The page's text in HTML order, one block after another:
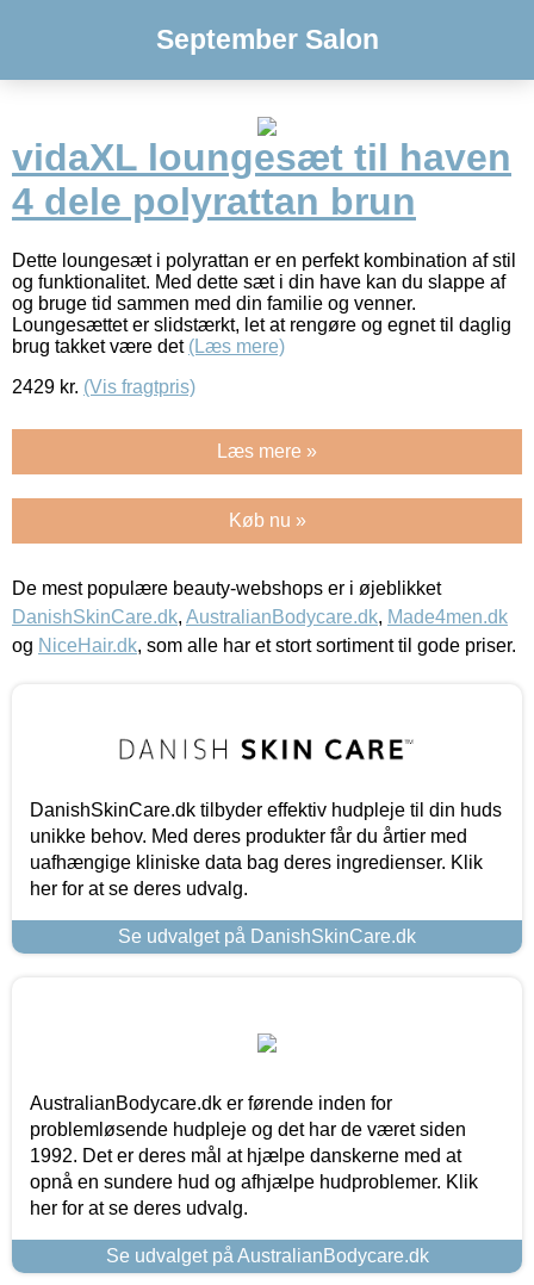
September Salon
vidaXL loungesæt til haven
4 dele polyrattan brun
Dette loungesæt i polyrattan er en perfekt kombination af stil
og funktionalitet. Med dette sæt i din have kan du slappe af
og bruge tid sammen med din familie og venner.
Loungesættet er slidstærkt, let at rengøre og egnet til daglig
brug takket være det (Læs mere)
2429 kr. (Vis fragtpris)
Læs mere »
Køb nu »
De mest populære beauty-webshops er i øjeblikket
DanishSkinCare.dk, AustralianBodycare.dk, Made4men.dk
og NiceHair.dk, som alle har et stort sortiment til gode priser.
DanishSkinCare.dk tilbyder effektiv hudpleje til din huds
unikke behov. Med deres produkter får du årtier med
uafhængige kliniske data bag deres ingredienser. Klik
her for at se deres udvalg.
Se udvalget på DanishSkinCare.dk
AustralianBodycare.dk er førende inden for
problemløsende hudpleje og det har de været siden
1992. Det er deres mål at hjælpe danskerne med at
opnå en sundere hud og afhjælpe hudproblemer. Klik
her for at se deres udvalg.
Se udvalget på AustralianBodycare.dk